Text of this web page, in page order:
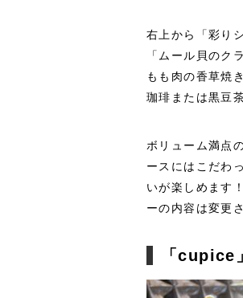
右上から「彩り
「ムール貝のク
もも肉の香草焼
珈琲または黒豆
ボリューム満点
ースにはこだわ
いが楽しめます
ーの内容は変更
「